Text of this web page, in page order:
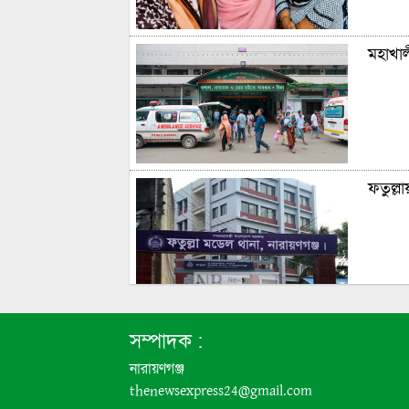
সম্পাদক :
নারায়ণগঞ্জ
thenewsexpress24@gmail.com